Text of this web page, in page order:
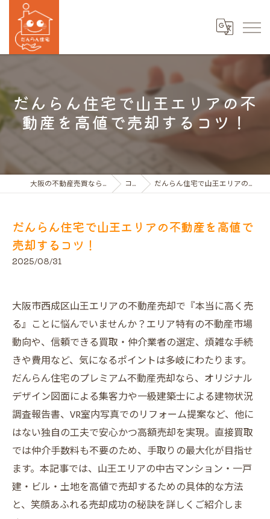
だんらん住宅で山王エリアの不
動産を高値で売却するコツ！
大阪の不動産売買ならだんらん住宅株式会社 コラム だんらん住宅で山王エリアの不動産を高値で売却するコツ！
だんらん住宅で山王エリアの不動産を高値で
売却するコツ！
2025/08/31
大阪市西成区山王エリアの不動産売却で『本当に高く売
る』ことに悩んでいませんか？エリア特有の不動産市場
動向や、信頼できる買取・仲介業者の選定、煩雑な手続
きや費用など、気になるポイントは多岐にわたります。
だんらん住宅のプレミアム不動産売却なら、オリジナル
デザイン図面による集客力や一級建築士による建物状況
調査報告書、VR室内写真でのリフォーム提案など、他に
はない独自の工夫で安心かつ高額売却を実現。直接買取
では仲介手数料も不要のため、手取りの最大化が目指せ
ます。本記事では、山王エリアの中古マンション・一戸
建・ビル・土地を高値で売却するための具体的な方法
と、笑顔あふれる売却成功の秘訣を詳しくご紹介しま